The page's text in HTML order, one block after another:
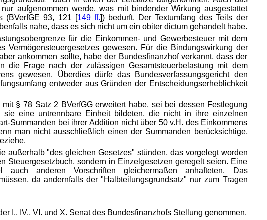
aufgenommen werde, was mit bindender Wirkung ausgestattet
(BVerfGE 93, 121 [149 ff.]) bedurft. Der Textumfang des Teils der
nahe, dass es sich nicht um ein obiter dictum gehandelt habe.
für die Einkommen- und Gewerbesteuer mit dem
gewesen. Für die Bindungswirkung der
ankommen sollte, habe der Bundesfinanzhof verkannt, dass der
die Frage nach der zulässigen Gesamtsteuerbelastung mit dem
gewesen. Überdies dürfe das Bundesverfassungsgericht den
entweder aus Gründen der Entscheidungserheblichkeit
§ 78 Satz 2 BVerfGG erweitert habe, sei bei dessen Festlegung
eine untrennbare Einheit bildeten, die nicht in ihre einzelnen
Summanden bei ihrer Addition nicht über 50 v.H. des Einkommens
man nicht ausschließlich einen der Summanden berücksichtige,
außerhalb "des gleichen Gesetzes" stünden, das vorgelegt worden
sondern in Einzelgesetzen geregelt seien. Eine
auch anderen Vorschriften gleichermaßen anhafteten. Das
da andernfalls der "Halbteilungsgrundsatz" nur zum Tragen
I., IV., VI. und X. Senat des Bundesfinanzhofs Stellung genommen.